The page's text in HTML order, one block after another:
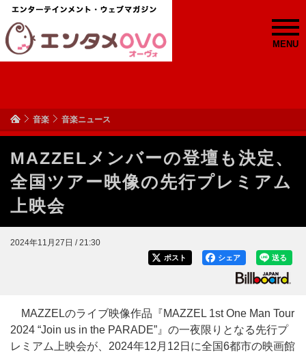
MENU
音楽 音楽ニュース
MAZZELメンバーの登壇も決定、
全国ツアー映像の先行プレミアム
上映会
2024年11月27日 / 21:30
送る
シェア
ポスト
MAZZELのライブ映像作品『MAZZEL 1st One Man Tour
2024 “Join us in the PARADE”』の一夜限りとなる先行プ
レミアム上映会が、2024年12月12日に全国6都市の映画館